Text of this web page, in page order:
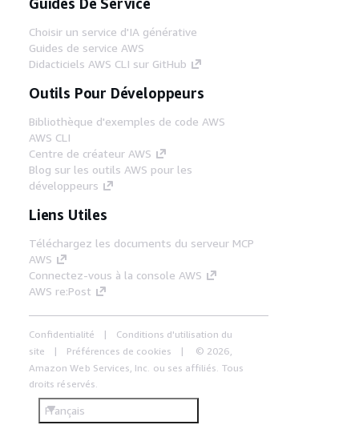
Choisir un service d'IA générative
Guides de service AWS
Didacticiels AWS CLI sur GitHub
Outils Pour Développeurs
Bibliothèque d'exemples de code AWS
AWS CLI
Centre de créateur AWS
Blog sur les outils AWS pour les
développeurs
Liens Utiles
Téléchargez les documents du serveur MCP
AWS
Connectez-vous à la console AWS
AWS re:Post
Confidentialité
Conditions d'utilisation du
site
Préférences de cookies
© 2026,
Amazon Web Services, Inc. ou ses affiliés. Tous
droits réservés.
Français